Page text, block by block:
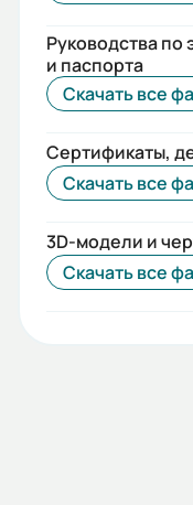
3.5
Габариты
0.18x0.18x0.12
Руководства по
и паспорта
Скачать все
Сертификаты,
Скачать все
3D-модели и
Скачать все